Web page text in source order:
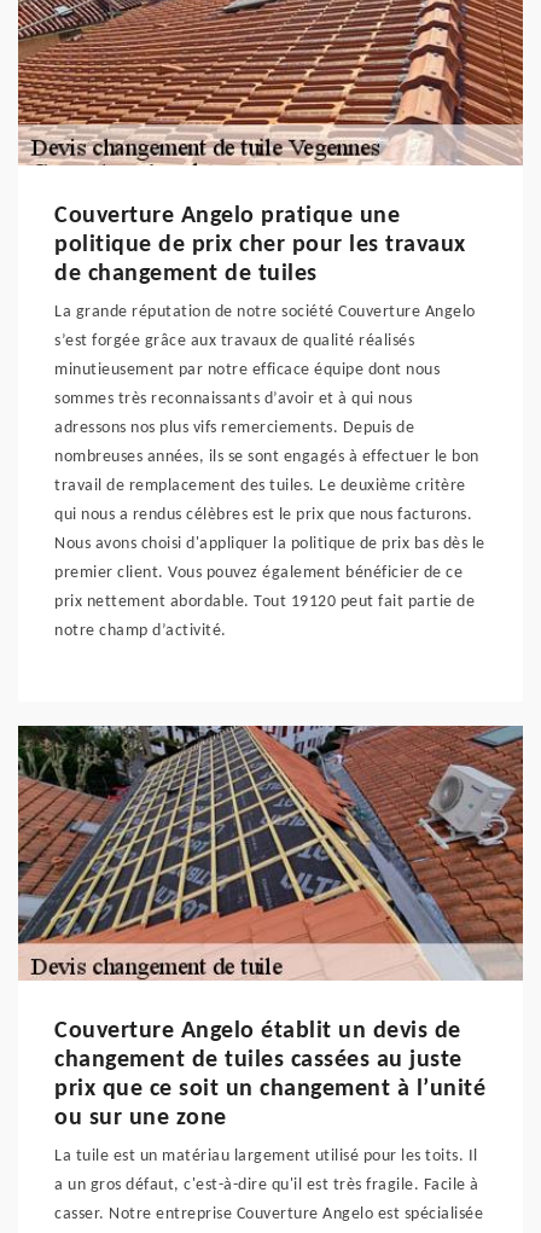
Couverture Angelo pratique une
politique de prix cher pour les travaux
de changement de tuiles
La grande réputation de notre société Couverture Angelo
s’est forgée grâce aux travaux de qualité réalisés
minutieusement par notre efficace équipe dont nous
sommes très reconnaissants d’avoir et à qui nous
adressons nos plus vifs remerciements. Depuis de
nombreuses années, ils se sont engagés à effectuer le bon
travail de remplacement des tuiles. Le deuxième critère
qui nous a rendus célèbres est le prix que nous facturons.
Nous avons choisi d'appliquer la politique de prix bas dès le
premier client. Vous pouvez également bénéficier de ce
prix nettement abordable. Tout 19120 peut fait partie de
notre champ d’activité.
Couverture Angelo établit un devis de
changement de tuiles cassées au juste
prix que ce soit un changement à l’unité
ou sur une zone
La tuile est un matériau largement utilisé pour les toits. Il
a un gros défaut, c'est-à-dire qu'il est très fragile. Facile à
casser. Notre entreprise Couverture Angelo est spécialisée